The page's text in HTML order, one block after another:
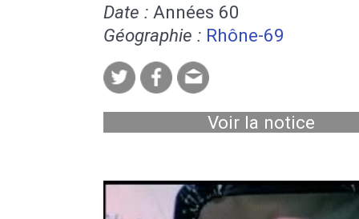
Date : Années 60
Géographie : Rhône-69
Voir la notice